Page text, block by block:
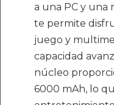
a una PC y una
te permite
juego y
capacidad
núcleo
6000 mAh, lo